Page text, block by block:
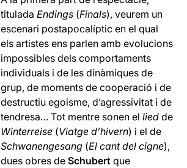
titulada Endings (Finals), veurem un
escenari postapocalíptic en el qual
els artistes ens parlen amb evolucions
impossibles dels comportaments
individuals i de les dinàmiques de
grup, de moments de cooperació i de
destructiu egoisme, d’agressivitat i de
tendresa… Tot mentre sonen ellied de
Winterreise (Viatge d’hivern) i el de
Schwanengesang (El cant del cigne),
dues obres deSchubert que